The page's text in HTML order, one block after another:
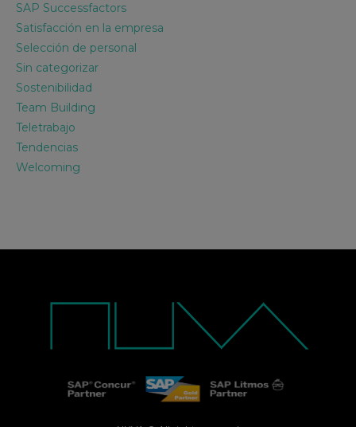
SAP Successfactors
Satisfacción en la empresa
Selección de personal
Sin categorizar
Sostenibilidad
Team Building
Teletrabajo
Tendencias
Welcoming